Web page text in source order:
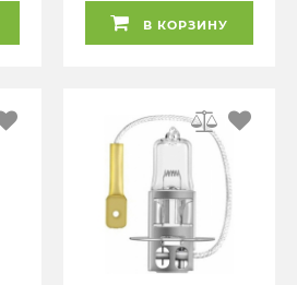
В КОРЗИНУ